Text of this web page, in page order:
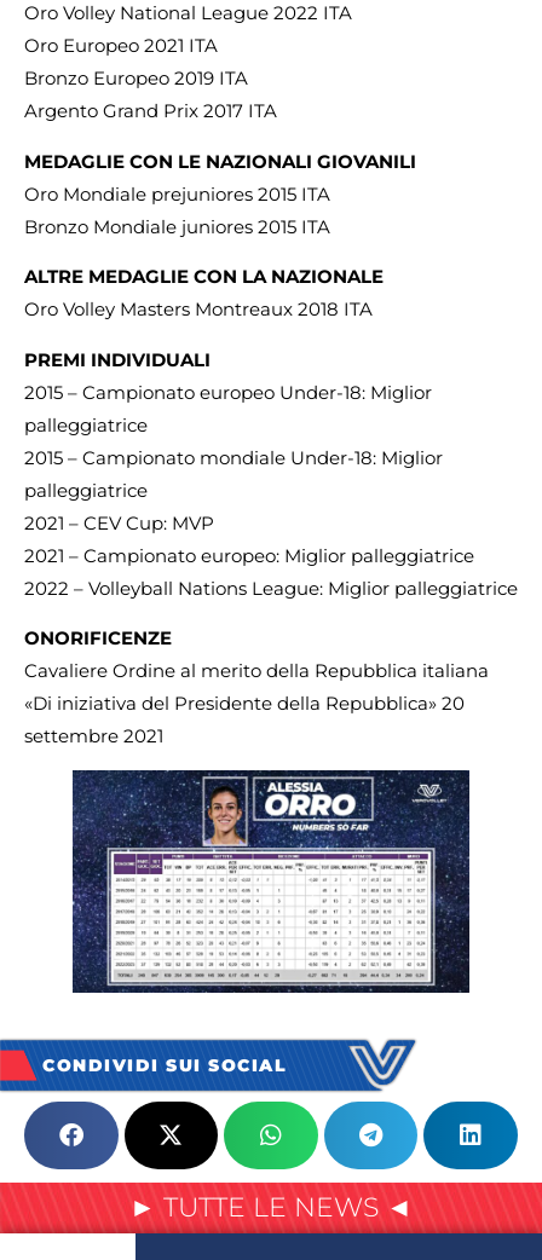
Oro Volley National League 2022 ITA
Oro Europeo 2021 ITA
Bronzo Europeo 2019 ITA
Argento Grand Prix 2017 ITA
MEDAGLIE CON LE NAZIONALI GIOVANILI
Oro Mondiale prejuniores 2015 ITA
Bronzo Mondiale juniores 2015 ITA
ALTRE MEDAGLIE CON LA NAZIONALE
Oro Volley Masters Montreaux 2018 ITA
PREMI INDIVIDUALI
2015 – Campionato europeo Under-18: Miglior
palleggiatrice
2015 – Campionato mondiale Under-18: Miglior
palleggiatrice
2021 – CEV Cup: MVP
2021 – Campionato europeo: Miglior palleggiatrice
2022 – Volleyball Nations League: Miglior palleggiatrice
ONORIFICENZE
Cavaliere Ordine al merito della Repubblica italiana
«Di iniziativa del Presidente della Repubblica» 20
settembre 2021
CONDIVIDI SUI SOCIAL
► TUTTE LE NEWS ◄